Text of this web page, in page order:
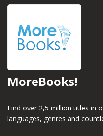
MoreBooks!
Find over 2,5 million titles in
languages, genres and